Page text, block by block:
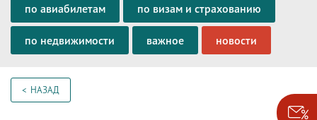
по авиабилетам по визам и страхованию
по недвижимости важное новости
НАЗАД